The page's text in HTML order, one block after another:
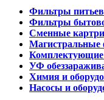
Фильтры
Фильтры
Сменные
Магистральные
Комплектующие
УФ
Химия и
Насосы и